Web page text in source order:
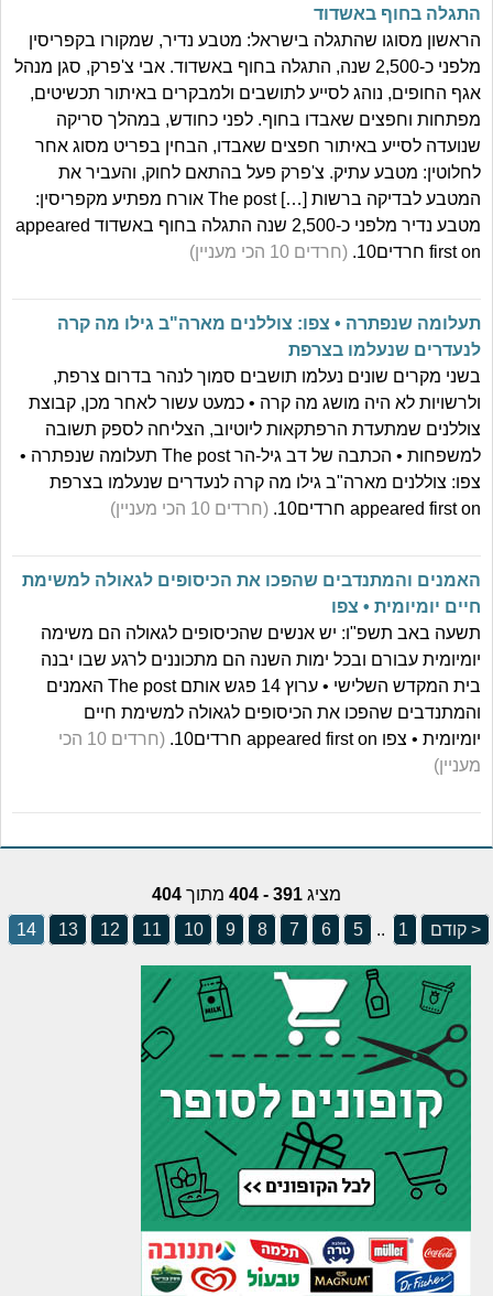
התגלה בחוף באשדוד
הראשון מסוגו שהתגלה בישראל: מטבע נדיר, שמקורו בקפריסין
מלפני כ-2,500 שנה, התגלה בחוף באשדוד. אבי צ'פרק, סגן מנהל
אגף החופים, נוהג לסייע לתושבים ולמבקרים באיתור תכשיטים,
מפתחות וחפצים שאבדו בחוף. לפני כחודש, במהלך סריקה
שנועדה לסייע באיתור חפצים שאבדו, הבחין בפריט מסוג אחר
לחלוטין: מטבע עתיק. צ'פרק פעל בהתאם לחוק, והעביר את
המטבע לבדיקה ברשות […] The post אורח מפתיע מקפריסין:
מטבע נדיר מלפני כ-2,500 שנה התגלה בחוף באשדוד appeared
first on חרדים10.
(חרדים 10 הכי מעניין)
תעלומה שנפתרה • צפו: צוללנים מארה"ב גילו מה קרה
לנעדרים שנעלמו בצרפת
בשני מקרים שונים נעלמו תושבים סמוך לנהר בדרום צרפת,
ולרשויות לא היה מושג מה קרה • כמעט עשור לאחר מכן, קבוצת
צוללנים שמתעדת הרפתקאות ליוטיוב, הצליחה לספק תשובה
למשפחות • הכתבה של דב גיל-הר The post תעלומה שנפתרה •
צפו: צוללנים מארה"ב גילו מה קרה לנעדרים שנעלמו בצרפת
appeared first on חרדים10.
(חרדים 10 הכי מעניין)
האמנים והמתנדבים שהפכו את הכיסופים לגאולה למשימת
חיים יומיומית • צפו
תשעה באב תשפ"ו: יש אנשים שהכיסופים לגאולה הם משימה
יומיומית עבורם ובכל ימות השנה הם מתכוננים לרגע שבו יבנה
בית המקדש השלישי • ערוץ 14 פגש אותם The post האמנים
והמתנדבים שהפכו את הכיסופים לגאולה למשימת חיים
יומיומית • צפו appeared first on חרדים10.
(חרדים 10 הכי
מעניין)
מציג 391 - 404 מתוך 404
< קודם
1
..
5
6
7
8
9
10
11
12
13
14